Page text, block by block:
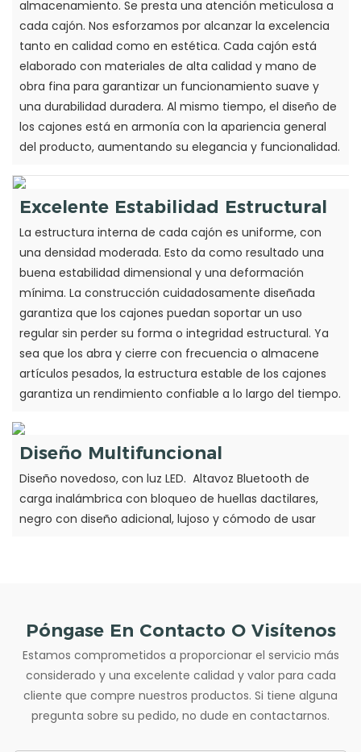
almacenamiento. Se presta una atención meticulosa a
cada cajón. Nos esforzamos por alcanzar la excelencia
tanto en calidad como en estética. Cada cajón está
elaborado con materiales de alta calidad y mano de
obra fina para garantizar un funcionamiento suave y
una durabilidad duradera. Al mismo tiempo, el diseño de
los cajones está en armonía con la apariencia general
del producto, aumentando su elegancia y funcionalidad.
Excelente Estabilidad Estructural
La estructura interna de cada cajón es uniforme, con
una densidad moderada. Esto da como resultado una
buena estabilidad dimensional y una deformación
mínima. La construcción cuidadosamente diseñada
garantiza que los cajones puedan soportar un uso
regular sin perder su forma o integridad estructural. Ya
sea que los abra y cierre con frecuencia o almacene
artículos pesados, la estructura estable de los cajones
garantiza un rendimiento confiable a lo largo del tiempo.
Diseño Multifuncional
Diseño novedoso, con luz LED. Altavoz Bluetooth de
carga inalámbrica con bloqueo de huellas dactilares,
negro con diseño adicional, lujoso y cómodo de usar
Póngase En Contacto O Visítenos
Estamos comprometidos a proporcionar el servicio más
considerado y una excelente calidad y valor para cada
cliente que compre nuestros productos. Si tiene alguna
pregunta sobre su pedido, no dude en contactarnos.